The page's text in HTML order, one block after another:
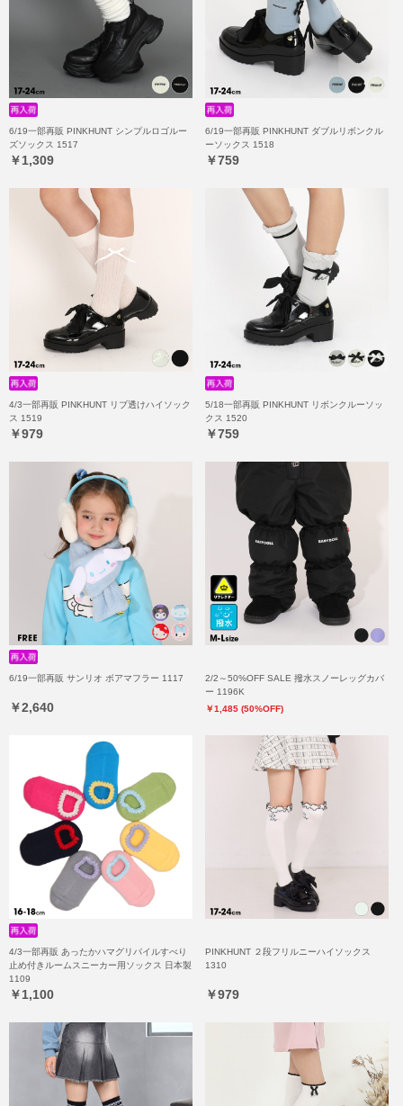
6/19一部再販 PINKHUNT シンプルロゴルー
ズソックス 1517
￥1,309
6/19一部再販 PINKHUNT ダブルリボンクル
ーソックス 1518
￥759
4/3一部再販 PINKHUNT リブ透けハイソック
ス 1519
￥979
5/18一部再販 PINKHUNT リボンクルーソッ
クス 1520
￥759
6/19一部再販 サンリオ ボアマフラー 1117
￥2,640
2/2～50%OFF SALE 撥水スノーレッグカバ
ー 1196K
￥1,485 (50%OFF)
4/3一部再販 あったかハマグリパイルすべり
止め付きルームスニーカー用ソックス 日本製
1109
￥1,100
PINKHUNT ２段フリルニーハイソックス
1310
￥979